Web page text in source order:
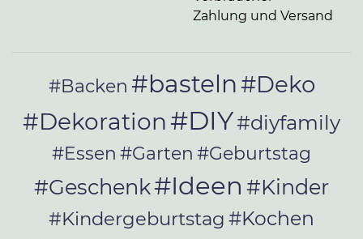
Zahlung und Versand
#Backen #basteln#Deko
#Dekoration #DIY#diyfamily
#Essen #Garten #Geburtstag
#Geschenk#Ideen #Kinder
#Kindergeburtstag #Kochen